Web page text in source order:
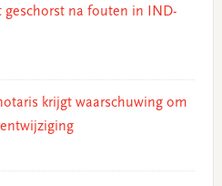
geschorst na fouten in IND-
krijgt waarschuwing om